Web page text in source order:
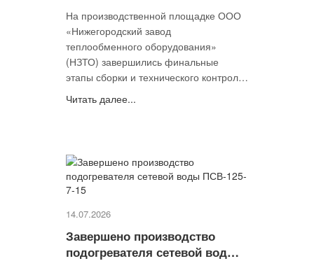
На производственной площадке ООО
«Нижегородский завод
теплообменного оборудования»
(НЗТО) завершились финальные
этапы сборки и технического контроля
Оборудование изготовлено по
Читать далее...
14.07.2026
Завершено производство
подогревателя сетевой воды